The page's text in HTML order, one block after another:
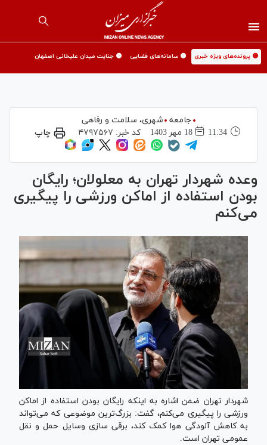
🟡 پرونده‌های ویژه خبری 🟡 سامانه‌های قضایی 🟡 جنایت میدان علیخانی اصفهان
جامعه
شهری،‌ سلامت و رفاهی
11:34
18 مهر 1403 کد خبر: ۴۷۹۷۵۶۷ چاپ
وعده شهردار تهران به معلولان؛ رایگان
بودن استفاده از اماکن ورزشی را پیگیری
می‌کنم
شهردار تهران ضمن اشاره به اینکه رایگان بودن استفاده از اماکن
ورزشی را پیگیری می‌کنم، گفت: بزرگ‌ترین موضوعی که می‌تواند
به کاهش آلودگی هوا کمک کند، برقی سازی وسایل حمل و نقل
عمومی تهران است.